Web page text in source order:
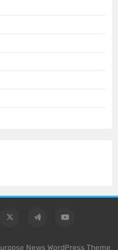
News WordPress Theme